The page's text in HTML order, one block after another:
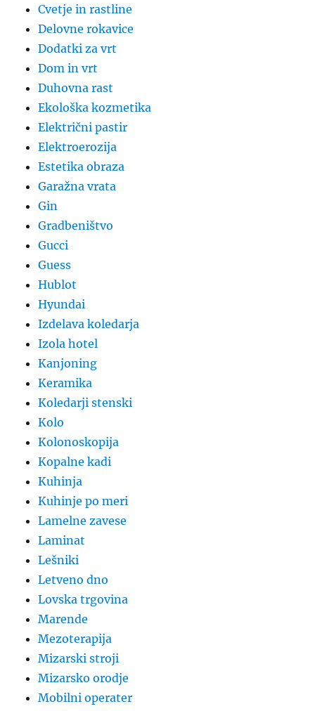
Cvetje in rastline
Delovne rokavice
Dodatki za vrt
Dom in vrt
Duhovna rast
Ekološka kozmetika
Električni pastir
Elektroerozija
Estetika obraza
Garažna vrata
Gin
Gradbeništvo
Gucci
Guess
Hublot
Hyundai
Izdelava koledarja
Izola hotel
Kanjoning
Keramika
Koledarji stenski
Kolo
Kolonoskopija
Kopalne kadi
Kuhinja
Kuhinje po meri
Lamelne zavese
Laminat
Lešniki
Letveno dno
Lovska trgovina
Marende
Mezoterapija
Mizarski stroji
Mizarsko orodje
Mobilni operater